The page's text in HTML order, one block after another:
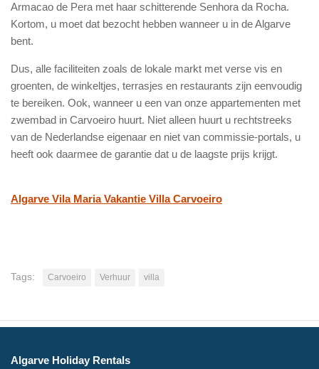
Armacao de Pera met haar schitterende Senhora da Rocha.
Kortom, u moet dat bezocht hebben wanneer u in de Algarve
bent.
Dus, alle faciliteiten zoals de lokale markt met verse vis en
groenten, de winkeltjes, terrasjes en restaurants zijn eenvoudig
te bereiken. Ook, wanneer u een van onze appartementen met
zwembad in Carvoeiro huurt. Niet alleen huurt u rechtstreeks
van de Nederlandse eigenaar en niet van commissie-portals, u
heeft ook daarmee de garantie dat u de laagste prijs krijgt.
Algarve Vila Maria Vakantie Villa Carvoeiro
Tags: Carvoeiro Verhuur villa
Algarve Holiday Rentals